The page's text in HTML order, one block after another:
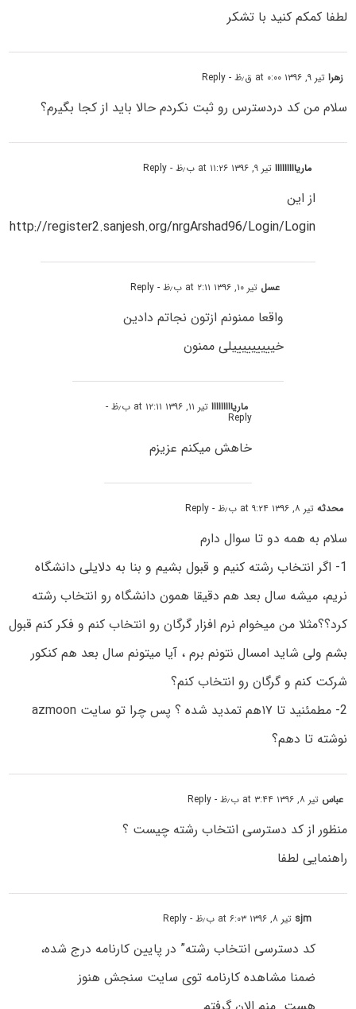
لطفا کمکم کنید با تشکر
زهراتیر ۹, ۱۳۹۶ at ۰:۰۰ ق٫ظ - Reply
سلام من کد دردسترس رو ثبت نکردم حالا باید از کجا بگیرم؟
ماریاااااااااتیر ۹, ۱۳۹۶ at ۱۱:۲۶ ب٫ظ - Reply
از این
http://register2.sanjesh.org/nrgArshad96/Login/Login
عسل تیر ۱۰, ۱۳۹۶ at ۲:۱۱ ب٫ظ - Reply
واقعا ممنونم ازتون نجاتم دادین
خیییییییییلی ممنون
ماریاااااااااتیر ۱۱, ۱۳۹۶ at ۱۲:۱۱ ب٫ظ -
Reply
خاهش میکنم عزیزم
محدثهتیر ۸, ۱۳۹۶ at ۹:۲۴ ب٫ظ - Reply
سلام به همه دو تا سوال دارم
1- اگر انتخاب رشته کنیم و قبول بشیم و بنا به دلایلی دانشگاه
نریم، میشه سال بعد هم دقیقا همون دانشگاه رو انتخاب رشته
کرد؟؟مثلا من میخوام نرم افزار گرگان رو انتخاب کنم و فکر کنم قبول
بشم ولی شاید امسال نتونم برم ، آیا میتونم سال بعد هم کنکور
شرکت کنم و گرگان رو انتخاب کنم؟
2- مطمئنید تا ۱۷هم تمدید شده ؟ پس چرا تو سایت azmoon
نوشته تا دهم؟
عباس تیر ۸, ۱۳۹۶ at ۳:۴۴ ب٫ظ - Reply
منظور از کد دسترسی انتخاب رشته چیست ؟
راهنمایی لطفا
sjm تیر ۸, ۱۳۹۶ at ۶:۰۳ ب٫ظ - Reply
کد دسترسی انتخاب رشته” در پایین کارنامه درج شده،
ضمنا مشاهده کارنامه توی سایت سنجش هنوز